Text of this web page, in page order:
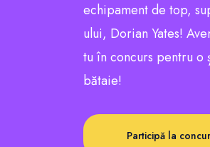
echipament de top,
ului, Dorian Yates!
tu în concurs pentru o
bătaie!
Participă la